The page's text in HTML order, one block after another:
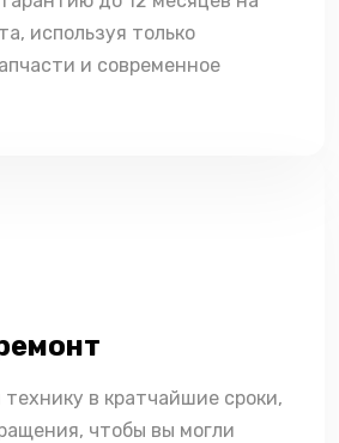
используя только
и современное
в кратчайшие сроки,
чтобы вы могли